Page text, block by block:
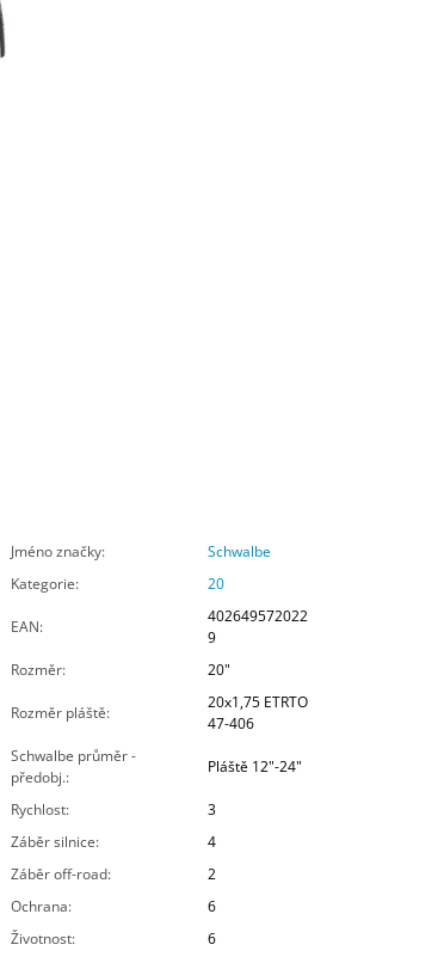
Jméno značky:
Schwalbe
Kategorie: 20
EAN:
402649572022
9
Rozměr: 20"
Rozměr pláště:
20x1,75 ETRTO
47-406
Schwalbe průměr -
předobj.:
Pláště 12"-24"
Rychlost:
3
Záběr silnice:
4
Záběr off-road:
2
Ochrana:
6
Životnost:
6